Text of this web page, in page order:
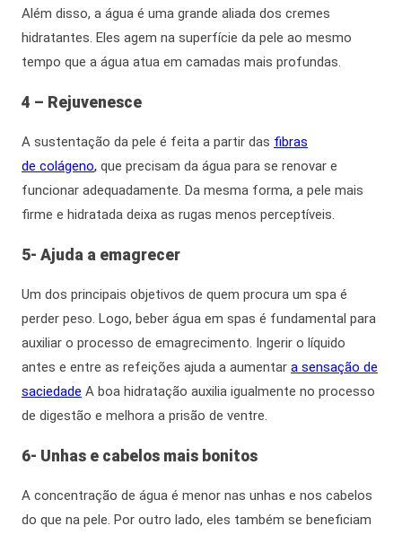
Além disso, a água é uma grande aliada dos cremes
hidratantes. Eles agem na superfície da pele ao mesmo
tempo que a água atua em camadas mais profundas.
4 – Rejuvenesce
A sustentação da pele é feita a partir das fibras
de colágeno, que precisam da água para se renovar e
funcionar adequadamente. Da mesma forma, a pele mais
firme e hidratada deixa as rugas menos perceptíveis.
5- Ajuda a emagrecer
Um dos principais objetivos de quem procura um spa é
perder peso. Logo, beber água em spas é fundamental para
auxiliar o processo de emagrecimento. Ingerir o líquido
antes e entre as refeições ajuda a aumentar a sensação de
saciedade A boa hidratação auxilia igualmente no processo
de digestão e melhora a prisão de ventre.
6- Unhas e cabelos mais bonitos
A concentração de água é menor nas unhas e nos cabelos
do que na pele. Por outro lado, eles também se beneficiam